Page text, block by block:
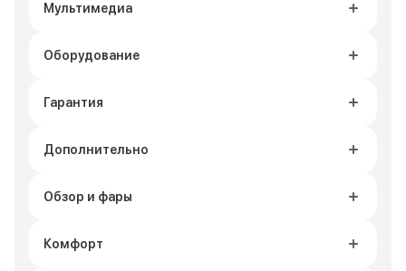
Мультимедиа
Оборудование
Гарантия
Дополнительно
Обзор и фары
Комфорт